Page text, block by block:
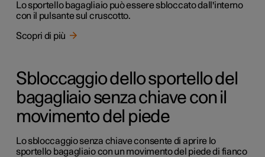
Lo sportello bagagliaio può essere sbloccato dall'interno
con il pulsante sul cruscotto.
Scopri di più
Sbloccaggio dello sportello del
bagagliaio senza chiave con il
movimento del piede
Lo sbloccaggio senza chiave consente di aprire lo
sportello bagagliaio con un movimento del piede di fianco